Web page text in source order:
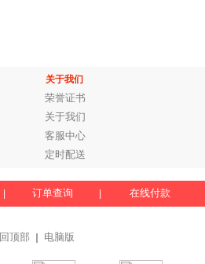
关于我们
荣誉证书
关于我们
客服中心
定时配送
订单查询 在线付款
回顶部 电脑版